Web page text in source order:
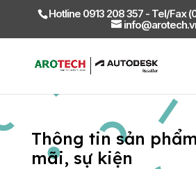
Hotline 0913 208 357 - Tel/Fax
Thông tin sản
mãi, sự kiện